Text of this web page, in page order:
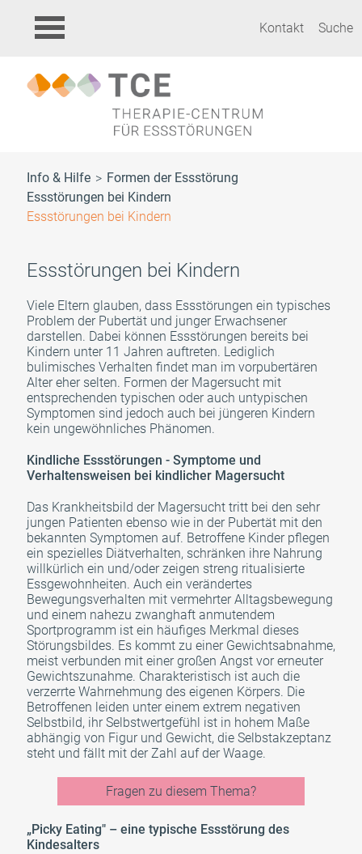
Kontakt Suche
Info & Hilfe
Formen der Essstörung
Essstörungen bei Kindern
Essstörungen bei Kindern
Essstörungen bei Kindern
Viele Eltern glauben, dass Essstörungen ein typisches
Problem der Pubertät und junger Erwachsener
darstellen. Dabei können Essstörungen bereits bei
Kindern unter 11 Jahren auftreten. Lediglich
bulimisches Verhalten findet man im vorpubertären
Alter eher selten. Formen der Magersucht mit
entsprechenden typischen oder auch untypischen
Symptomen sind jedoch auch bei jüngeren Kindern
kein ungewöhnliches Phänomen.
Kindliche Essstörungen - Symptome und
Verhaltensweisen bei kindlicher Magersucht
Das Krankheitsbild der Magersucht tritt bei den sehr
jungen Patienten ebenso wie in der Pubertät mit den
bekannten Symptomen auf. Betroffene Kinder pflegen
ein spezielles Diätverhalten, schränken ihre Nahrung
willkürlich ein und/oder zeigen streng ritualisierte
Essgewohnheiten. Auch ein verändertes
Bewegungsverhalten mit vermehrter Alltagsbewegung
und einem nahezu zwanghaft anmutendem
Sportprogramm ist ein häufiges Merkmal dieses
Störungsbildes. Es kommt zu einer Gewichtsabnahme,
meist verbunden mit einer großen Angst vor erneuter
Gewichtszunahme. Charakteristisch ist auch die
verzerrte Wahrnehmung des eigenen Körpers. Die
Betroffenen leiden unter einem extrem negativen
Selbstbild, ihr Selbstwertgefühl ist in hohem Maße
abhängig von Figur und Gewicht, die Selbstakzeptanz
steht und fällt mit der Zahl auf der Waage.
Fragen zu diesem Thema?
„Picky Eating" – eine typische Essstörung des
Kindesalters